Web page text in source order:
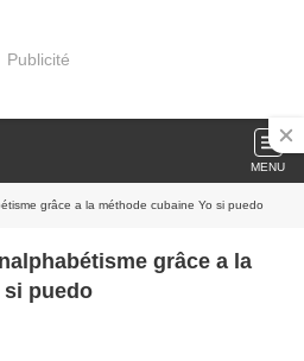
Publicité
MENU
grâce a la méthode cubaine Yo si puedo
grâce a la
si puedo